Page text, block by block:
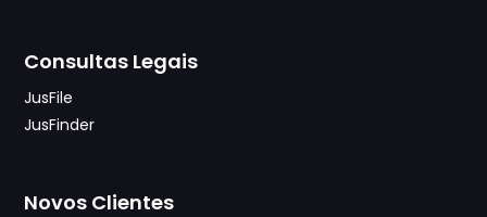
Consultas Legais
JusFile
JusFinder
Novos Clientes